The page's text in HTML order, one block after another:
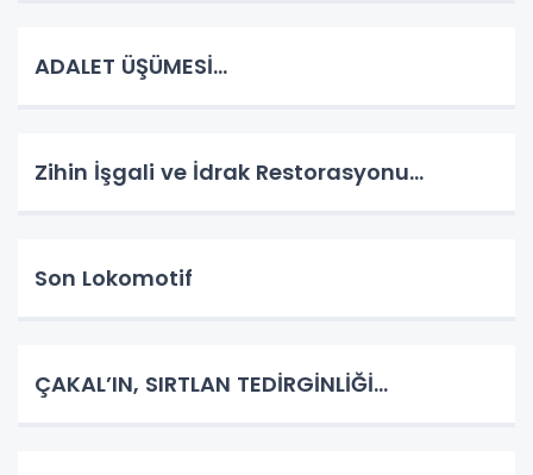
ADALET ÜŞÜMESİ…
Zihin İşgali ve İdrak Restorasyonu…
Son Lokomotif
ÇAKAL’IN, SIRTLAN TEDİRGİNLİĞİ…